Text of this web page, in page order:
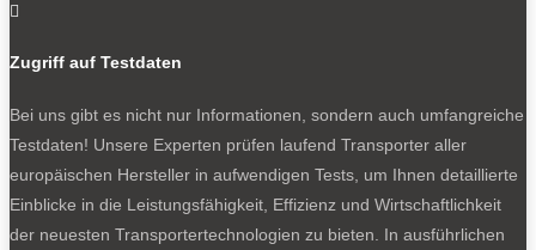

Zugriff auf Testdaten
Bei uns gibt es nicht nur Informationen, sondern auch umfangreiche
Testdaten! Unsere Experten prüfen laufend Transporter aller
europäischen Hersteller in aufwendigen Tests, um Ihnen detaillierte
Einblicke in die Leistungsfähigkeit, Effizienz und Wirtschaftlichkeit
der neuesten Transportertechnologien zu bieten. In ausführlichen